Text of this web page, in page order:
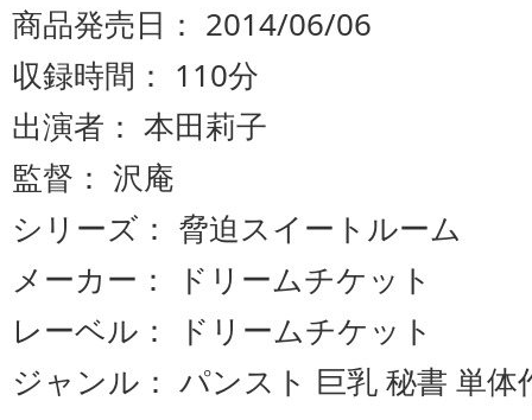
商品発売日： 2014/06/06
収録時間： 110分
出演者： 本田莉子
監督： 沢庵
シリーズ： 脅迫スイートルーム
メーカー： ドリームチケット
レーベル： ドリームチケット
ジャンル： パンスト 巨乳 秘書 単